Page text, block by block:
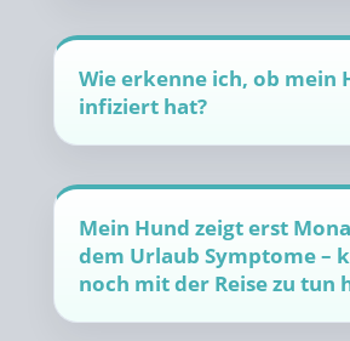
Wie erkenne ich, ob mein
infiziert hat?
Mein Hund zeigt erst
dem Urlaub Symptome –
noch mit der Reise zu tun